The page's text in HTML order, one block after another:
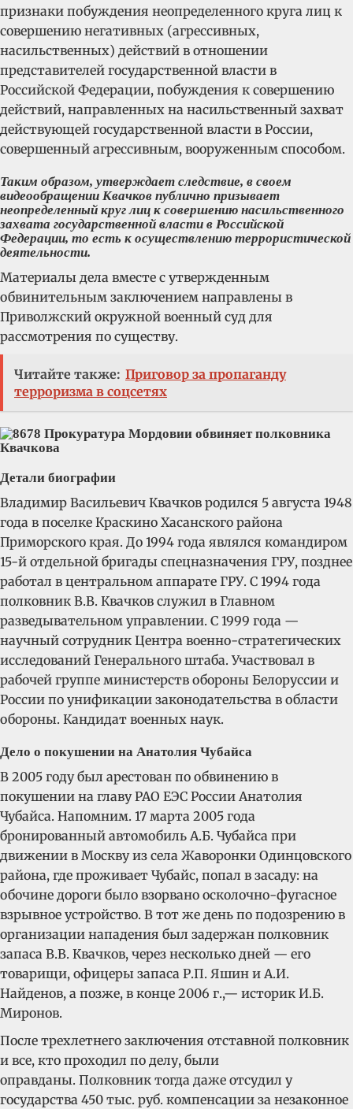
признаки побуждения неопределенного круга лиц к
совершению негативных (агрессивных,
насильственных) действий в отношении
представителей государственной власти в
Российской Федерации, побуждения к совершению
действий, направленных на насильственный захват
действующей государственной власти в России,
совершенный агрессивным, вооруженным способом.
Таким образом, утверждает следствие, в своем
видеообращении Квачков публично призывает
неопределенный круг лиц к совершению насильственного
захвата государственной власти в Российской
Федерации, то есть к осуществлению террористической
деятельности.
Материалы дела вместе с утвержденным
обвинительным заключением направлены в
Приволжский окружной военный суд для
рассмотрения по существу.
Читайте также: Приговор за пропаганду
терроризма в соцсетях
Детали биографии
Владимир Васильевич Квачков родился 5 августа 1948
года в поселке Краскино Хасанского района
Приморского края. До 1994 года являлся командиром
15-й отдельной бригады спецназначения ГРУ, позднее
работал в центральном аппарате ГРУ. С 1994 года
полковник В.В. Квачков служил в Главном
разведывательном управлении. С 1999 года —
научный сотрудник Центра военно-стратегических
исследований Генерального штаба. Участвовал в
рабочей группе министерств обороны Белоруссии и
России по унификации законодательства в области
обороны. Кандидат военных наук.
Дело о покушении на Анатолия Чубайса
В 2005 году был арестован по обвинению в
покушении на главу РАО ЕЭС России Анатолия
Чубайса. Напомним. 17 марта 2005 года
бронированный автомобиль А.Б. Чубайса при
движении в Москву из села Жаворонки Одинцовского
района, где проживает Чубайс, попал в засаду: на
обочине дороги было взорвано осколочно-фугасное
взрывное устройство. В тот же день по подозрению в
организации нападения был задержан полковник
запаса В.В. Квачков, через несколько дней — его
товарищи, офицеры запаса Р.П. Яшин и А.И.
Найденов, а позже, в конце 2006 г.,— историк И.Б.
Миронов.
После трехлетнего заключения отставной полковник
и все, кто проходил по делу, были
оправданы. Полковник тогда даже отсудил у
государства 450 тыс. руб. компенсации за незаконное